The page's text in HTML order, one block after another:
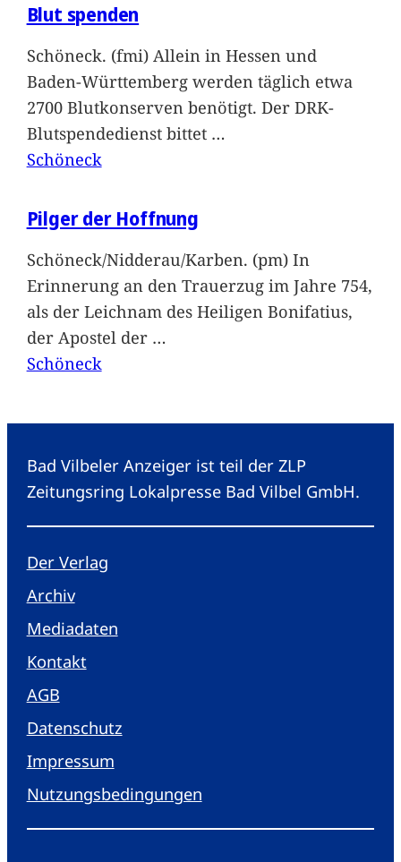
Blut spenden
Schöneck. (fmi) Allein in Hessen und
Baden-Württemberg werden täglich etwa
2700 Blutkonserven benötigt. Der DRK-
Blutspendedienst bittet …
Schöneck
Pilger der Hoffnung
Schöneck/Nidderau/Karben. (pm) In
Erinnerung an den Trauerzug im Jahre 754,
als der Leichnam des Heiligen Bonifatius,
der Apostel der …
Schöneck
Bad Vilbeler Anzeiger ist teil der ZLP
Zeitungsring Lokalpresse Bad Vilbel GmbH.
Der Verlag
Archiv
Mediadaten
Kontakt
AGB
Datenschutz
Impressum
Nutzungsbedingungen